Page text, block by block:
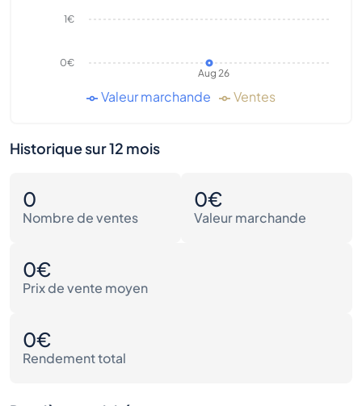
Aug 26
0€
1€
Valeur marchande Ventes
Historique sur 12 mois
0
Nombre de ventes
0€
Valeur marchande
0€
Prix de vente moyen
0€
Rendement total